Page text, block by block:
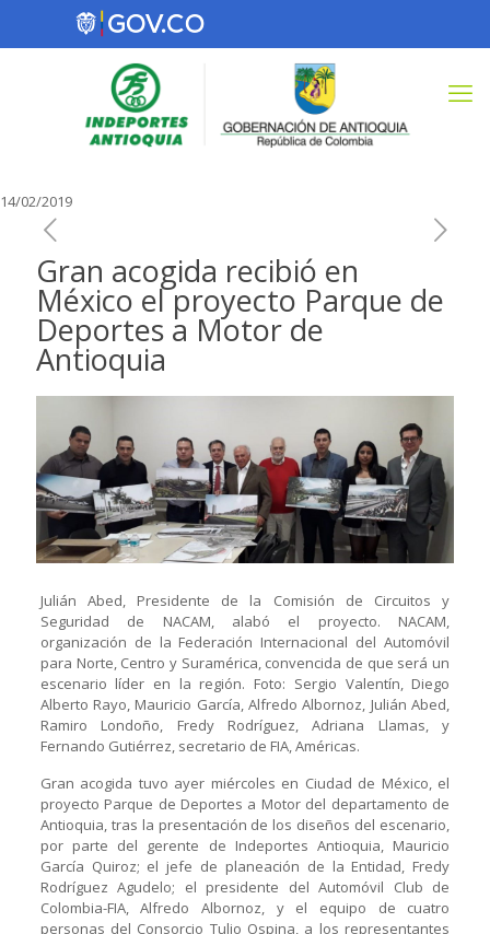
14/02/2019
Gran acogida recibió en
México el proyecto Parque de
Deportes a Motor de
Antioquia
Julián Abed, Presidente de la Comisión de Circuitos y
Seguridad de NACAM, alabó el proyecto. NACAM,
organización de la Federación Internacional del Automóvil
para Norte, Centro y Suramérica, convencida de que será un
escenario líder en la región. Foto: Sergio Valentín, Diego
Alberto Rayo, Mauricio García, Alfredo Albornoz, Julián Abed,
Ramiro Londoño, Fredy Rodríguez, Adriana Llamas, y
Fernando Gutiérrez, secretario de FIA, Américas.
Gran acogida tuvo ayer miércoles en Ciudad de México, el
proyecto Parque de Deportes a Motor del departamento de
Antioquia, tras la presentación de los diseños del escenario,
por parte del gerente de Indeportes Antioquia, Mauricio
García Quiroz; el jefe de planeación de la Entidad, Fredy
Rodríguez Agudelo; el presidente del Automóvil Club de
Colombia-FIA, Alfredo Albornoz, y el equipo de cuatro
personas del Consorcio Tulio Ospina, a los representantes